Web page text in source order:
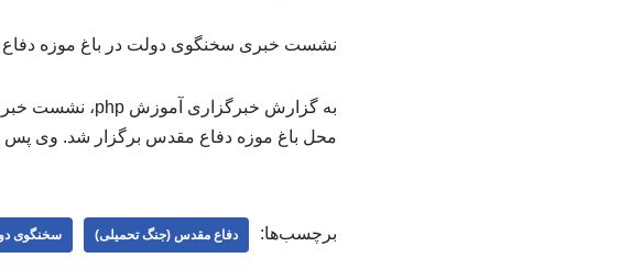
نشست خبری سخنگوی دولت در باغ موزه
محل باغ موزه دفاع مقدس برگزار شد. وی پس
برچسب‌ها: دفاع مقدس (جنگ تحمیلی) سخنگوی